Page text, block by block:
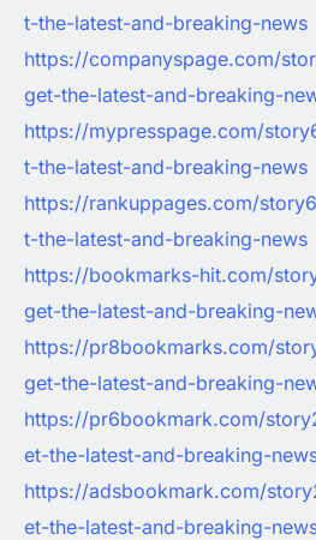
t-the-latest-and-breaking-news
https://companyspage.com/
get-the-latest-and-breaking-
https://mypresspage.com/
t-the-latest-and-breaking-news
https://rankuppages.com/
t-the-latest-and-breaking-news
https://bookmarks-hit.com/
get-the-latest-and-breaking-
https://pr8bookmarks.com/
get-the-latest-and-breaking-
https://pr6bookmark.com/
et-the-latest-and-breaking-
https://adsbookmark.com/
et-the-latest-and-breaking-